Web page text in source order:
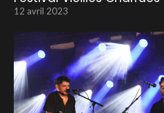
12 avril 2023